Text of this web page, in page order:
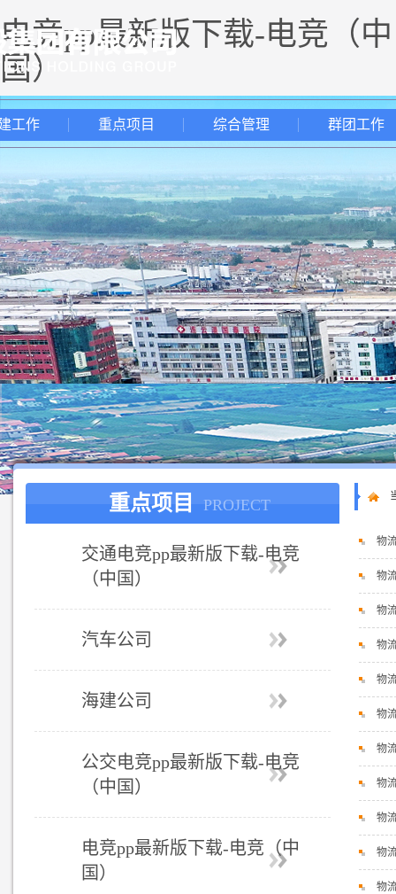
电竞pp最新版下载-电竞（中
国）
工作 重点项目 综合管理 群团工作
重点项目 PROJECT
交通电竞pp最新版下载-电竞
（中国）
汽车公司
海建公司
公交电竞pp最新版下载-电竞
（中国）
电竞pp最新版下载-电竞（中
国）
物
物
物
物
物
物
物
物
物
物
物